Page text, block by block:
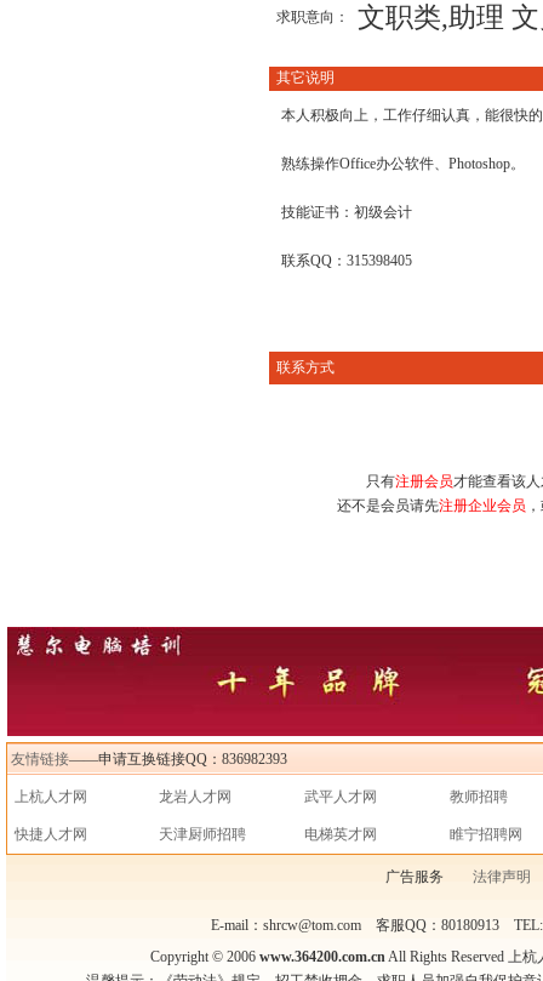
求职意向：
文职类,助理
其它说明
本人积极向上，工作仔细认真，能很快
熟练操作Office办公软件、Photoshop。
技能证书：初级会计
联系QQ：315398405
联系方式
只有注册会员才能查看该
还不是会员请先注册企业会员
友情链接——申请互换链接QQ：836982393
上杭人才网 龙岩人才网 武平人才网 教师招聘
快捷人才网 天津厨师招聘 电梯英才网 睢宁招聘网
广告服务 法律声明
E-mail：shrcw@tom.com 客服QQ：80180913
Copyright © 2006 www.364200.com.cnAll Rights Reserved